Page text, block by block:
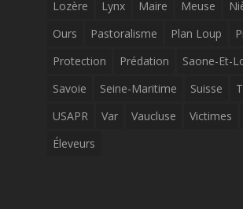
Lozère
Lynx Maire Meuse
Ours
Pastoralisme Plan Loup
Protection
Prédation
Saone-Et-
Savoie
Seine-Maritime Suisse
USAPR
Var Vaucluse Victimes
Éleveurs